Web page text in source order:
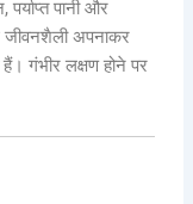
पानी और
जीवनशैली अपनाकर
गंभीर लक्षण होने पर